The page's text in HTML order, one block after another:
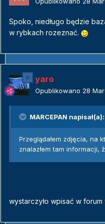
Spoko, niedługo będzie
w rybkach rozeznać.
yaro
Opublikowano 28
MARCEPAN napisał(a):
Przeglądałem zdjęcia, na
znalazłem tam informacji,
wystarczyło wpisać w